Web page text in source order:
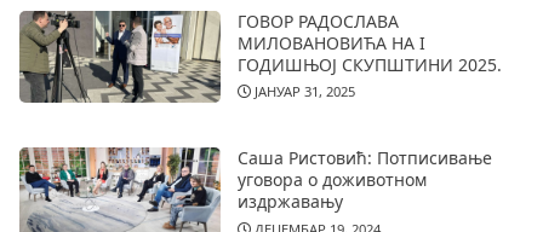
ГОВОР РАДОСЛАВА
МИЛОВАНОВИЋА НА I
ГОДИШЊОЈ СКУПШТИНИ 2025.
ЈАНУАР 31, 2025
Саша Ристовић: Потписивање
уговора о доживотном
издржавању